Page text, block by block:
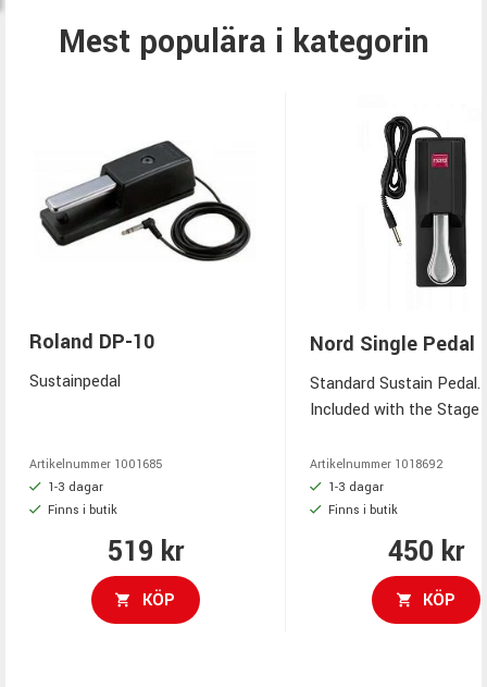
Mest populära i kategorin
Roland DP-10
Sustainpedal
Artikelnummer 1001685
1-3 dagar
Finns i butik
519 kr
KÖP
Nord Single Pedal
Standard Sustain Pedal.
Included with the Stage
Artikelnummer 1018692
1-3 dagar
Finns i butik
450 kr
KÖP